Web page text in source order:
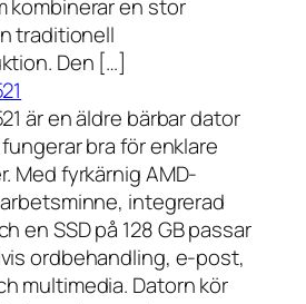
kombinerar en stor
traditionell
Den […]
är en äldre bärbar dator
bra för enklare
Med fyrkärnig AMD-
integrerad
en SSD på 128 GB passar
ordbehandling, e-post,
multimedia. Datorn kör